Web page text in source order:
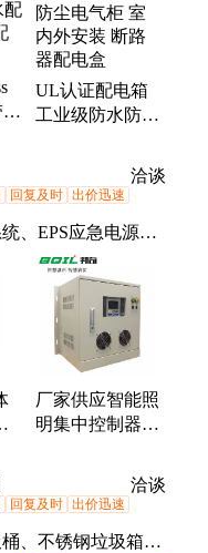
线盒、防爆接线
UL认证配电箱
工业级防水防尘
安装 断路器配
电盒
洽谈
回复及时 出价迅速
、EPS应急电源、
志灯、疏散标志
急照明集中电源、
明控制器、楼层显
块、回路控制模
具、消防应急电
急照明分配电装
桩
厂家供应智能照
明集中控制器
电器 照明节能
装置
洽谈
回复及时 出价迅速
、不锈钢垃圾箱、